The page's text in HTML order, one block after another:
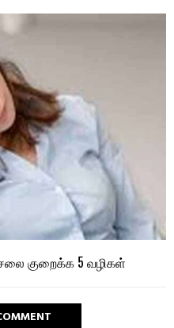
குறைக்க 5 வழிகள்